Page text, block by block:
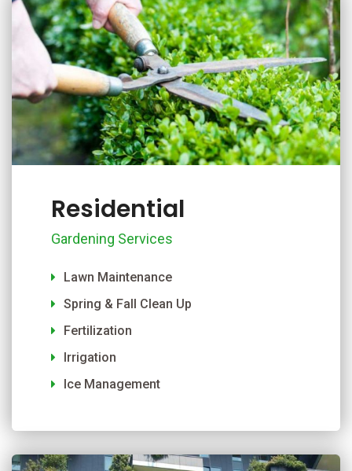
Residential
Gardening Services
Lawn Maintenance
Spring & Fall Clean Up
Fertilization
Irrigation
Ice Management